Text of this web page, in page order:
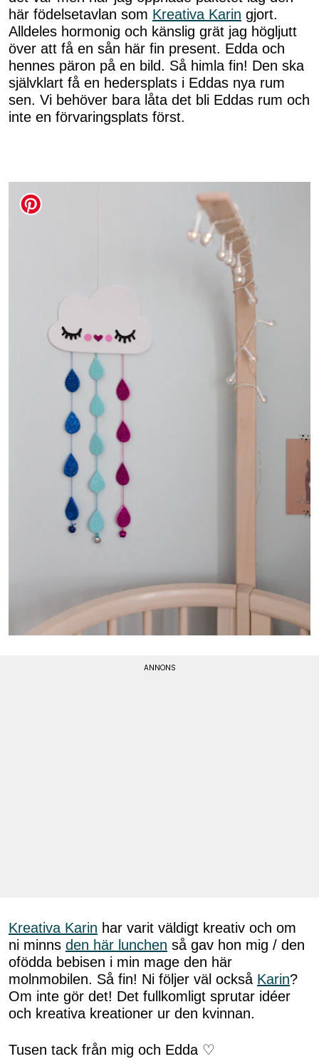
här födelsetavlan som Kreativa Karin gjort.
Alldeles hormonig och känslig grät jag högljutt
över att få en sån här fin present. Edda och
hennes päron på en bild. Så himla fin! Den ska
självklart få en hedersplats i Eddas nya rum
sen. Vi behöver bara låta det bli Eddas rum och
inte en förvaringsplats först.
Kreativa Karin har varit väldigt kreativ och om
ni minns den här lunchen så gav hon mig / den
ofödda bebisen i min mage den här
molnmobilen. Så fin! Ni följer väl också Karin?
Om inte gör det! Det fullkomligt sprutar idéer
och kreativa kreationer ur den kvinnan.
Tusen tack från mig och Edda ♡